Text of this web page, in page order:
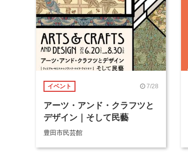
イベント 7/28
アーツ・アンド・クラフツと
デザイン｜そして民藝
豊田市民芸館